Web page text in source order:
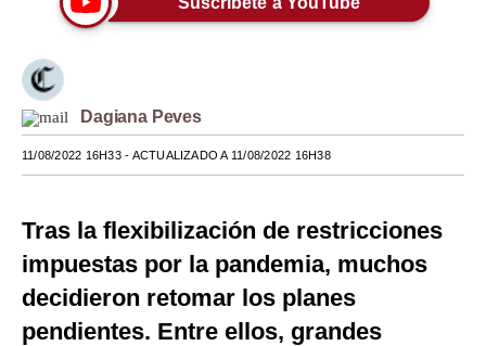
Lujo
Viajes
Moda
EEUU
México
España
Dagiana Peves
11/08/2022 16H33- ACTUALIZADO A 11/08/2022 16H38
Tras la flexibilización de restricciones
impuestas por la pandemia, muchos
decidieron retomar los planes
pendientes. Entre ellos, grandes